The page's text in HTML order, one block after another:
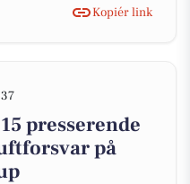
Kopiér link
presserende
på